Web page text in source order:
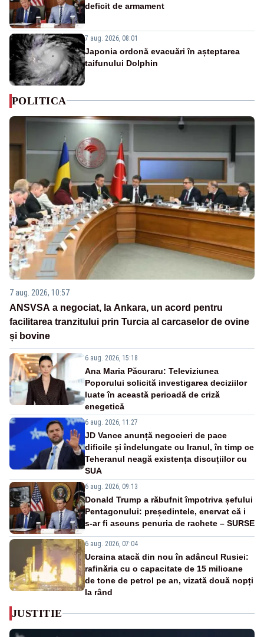
deficit de armament
7 aug. 2026, 08:01
Japonia ordonă evacuări în așteptarea
taifunului Dolphin
POLITICA
7 aug. 2026, 10:57
ANSVSA a negociat, la Ankara, un acord pentru
facilitarea tranzitului prin Turcia al carcaselor de ovine
și bovine
6 aug. 2026, 15:18
Ana Maria Păcuraru: Televiziunea
Poporului solicită investigarea deciziilor
luate în această perioadă de criză
enegetică
6 aug. 2026, 11:27
JD Vance anunță negocieri de pace
dificile și îndelungate cu Iranul, în timp ce
Teheranul neagă existența discuțiilor cu
SUA
6 aug. 2026, 09:13
Donald Trump a răbufnit împotriva șefului
Pentagonului: președintele, enervat că i
s-ar fi ascuns penuria de rachete – SURSE
6 aug. 2026, 07:04
Ucraina atacă din nou în adâncul Rusiei:
rafinăria cu o capacitate de 15 milioane
de tone de petrol pe an, vizată două nopți
la rând
JUSTITIE